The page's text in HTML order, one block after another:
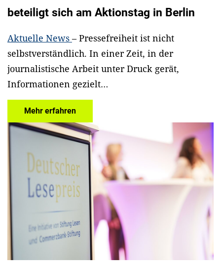
beteiligt sich am Aktionstag in Berlin
Aktuelle News– Pressefreiheit ist nicht
selbstverständlich. In einer Zeit, in der
journalistische Arbeit unter Druck gerät,
Informationen gezielt…
Mehr erfahren